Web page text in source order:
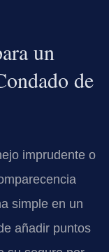
un
de
imprudente o
simple en un
añadir puntos